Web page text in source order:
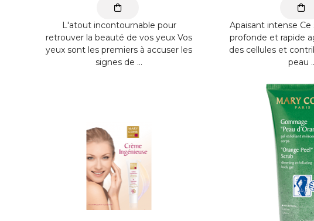
L'atout incontournable pour
retrouver la beauté de vos yeux Vos
yeux sont les premiers à accuser les
signes de ...
Apaisant intense Ce
profonde et rapide
des cellules et
peau